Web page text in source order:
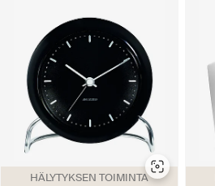
HÄLYTYKSEN TOIMINTA